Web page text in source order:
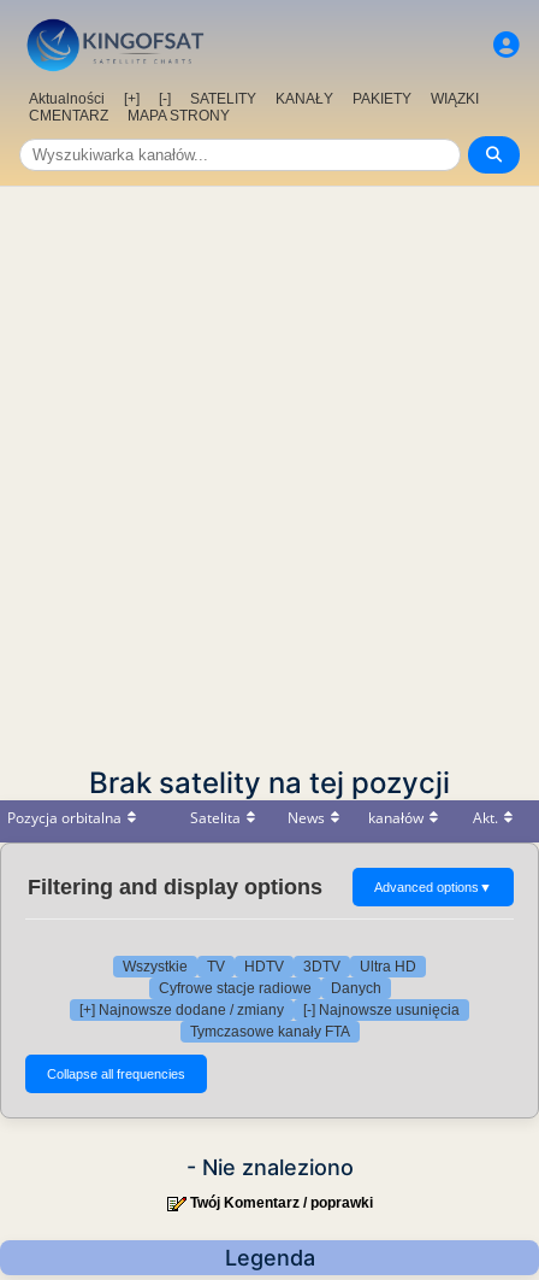
Aktualności [+] [-] SATELITY KANAŁY PAKIETY
WIĄZKI
CMENTARZ
MAPA STRONY
Brak satelity na tej pozycji
Pozycja orbitalna Satelita News kanałów Akt.
Filtering and display options Advanced options ▼
Wszystkie TV HDTV 3DTV
Ultra HD
Cyfrowe stacje radiowe
Danych
[+] Najnowsze dodane / zmiany
[-] Najnowsze usunięcia
Tymczasowe kanały FTA
- Nie znaleziono
Twój Komentarz / poprawki
Legenda